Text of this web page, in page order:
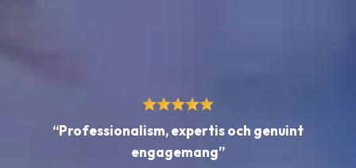
“Professionalism, expertis och genuint
engagemang”